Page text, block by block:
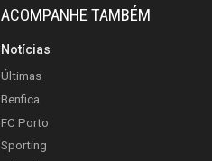
ACOMPANHE TAMBÉM
Notícias
Últimas
Benfica
FC Porto
Sporting